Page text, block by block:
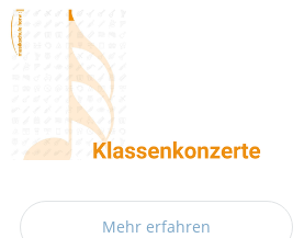
Mehr erfahren